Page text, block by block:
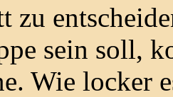
zu
sein soll,
Wie locker